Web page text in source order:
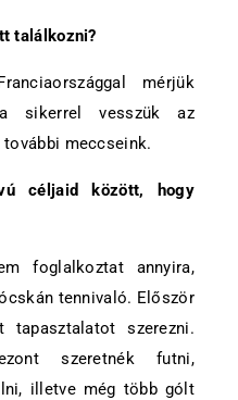
találkozni?
mérjük
sikerrel vesszük az
meccseink.
céljaid között, hogy
foglalkoztat annyira,
tennivaló. Először
tapasztalatot szerezni.
szeretnék futni,
illetve még több gólt